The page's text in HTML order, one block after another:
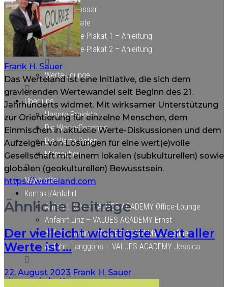
WESION-Glossar
Werte-Plakate
Werte-Plakat 1 – Anleitung
Werte-Plakat 2 – Anleitung
Werte-Lounge
Über uns
Unsere Projekte
Die Werte-Coaches
Die Werte-Paten
Mitmachen
Newsletter
Kontakt/Anfahrt
Anfahrt Köln – VALUES ACADEMY Office-Lounge
Anfahrt Linz – VALUES ACADEMY Ernst
Anfahrt Berlin – VALUES ACADEMY Josefine
Anfahrt Langgöns – VALUES ACADEMY Jessica
site mode button
Frank H. Sauer
Das Werteland ist eine Initiative, die sich dem
gravierenden Wertewandel seit Beginn des 21.
Jahrhunderts widmet. Mit wirksamer Unterstützung
zur Orientierung für einzelne Menschen, dem
Einmischen in aktuelle Werte-Diskussionen und dem
Aufzeigen von Lösungen für eine wert(e)volle
Gesellschaft mit einem lokalen (subkulturellen) sowie
globalen (geokulturellen) Bewusstsein.
https://werteland.com
Ähnliche Beiträge
Der vielleicht wichtigste Wert aller
Werte ist …
22. August 2023 Frank H. Sauer